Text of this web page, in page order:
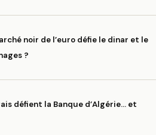
noir de l’euro défie le dinar et le
?
défient la Banque d’Algérie… et